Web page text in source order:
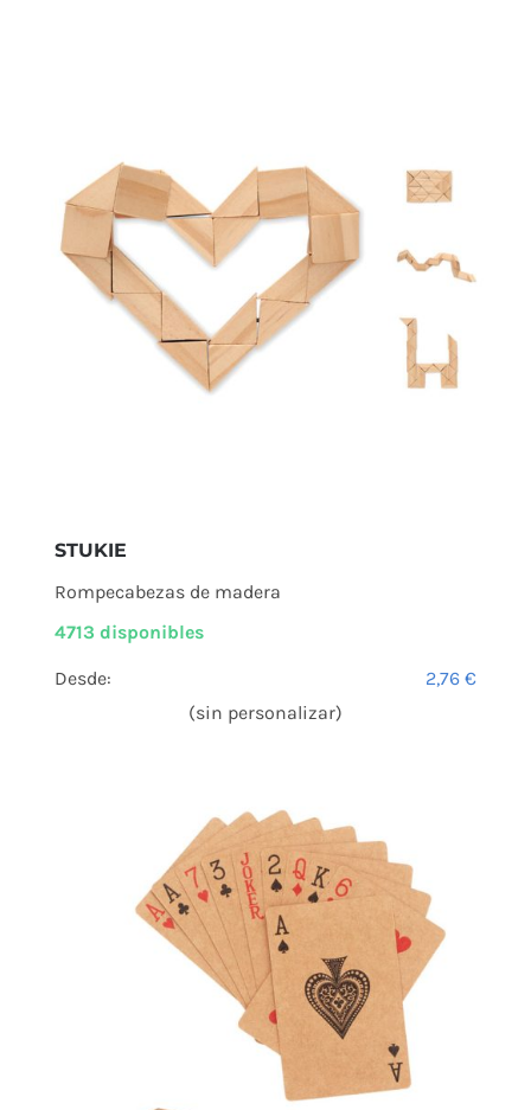
STUKIE
Rompecabezas de madera
4713 disponibles
Desde: 2,76€
(sin personalizar)